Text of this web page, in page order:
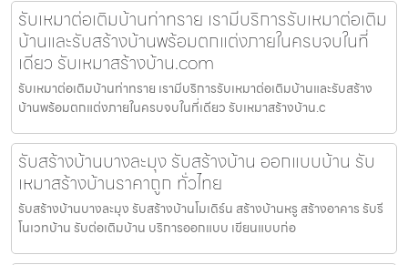
รับเหมาต่อเติมบ้านท่าทราย เรามีบริการรับเหมาต่อเติม
บ้านและรับสร้างบ้านพร้อมตกแต่งภายในครบจบในที่
เดียว รับเหมาสร้างบ้าน.com
รับเหมาต่อเติมบ้านท่าทราย เรามีบริการรับเหมาต่อเติมบ้านและรับสร้าง
บ้านพร้อมตกแต่งภายในครบจบในที่เดียว รับเหมาสร้างบ้าน.c
รับสร้างบ้านบางละมุง รับสร้างบ้าน ออกแบบบ้าน รับ
เหมาสร้างบ้านราคาถูก ทั่วไทย
รับสร้างบ้านบางละมุง รับสร้างบ้านโมเดิร์น สร้างบ้านหรู สร้างอาคาร รับรี
โนเวทบ้าน รับต่อเติมบ้าน บริการออกแบบ เขียนแบบก่อ